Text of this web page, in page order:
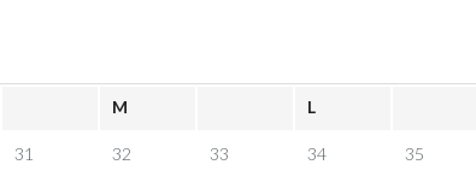
M L
31 32 33 34 35